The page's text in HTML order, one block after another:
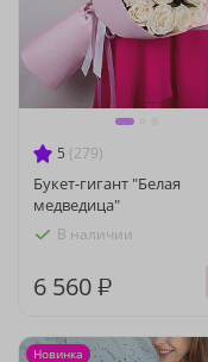
5 (279)
Букет-гигант "Белая
медведица"
В наличии
6 560 ₽
Новинка